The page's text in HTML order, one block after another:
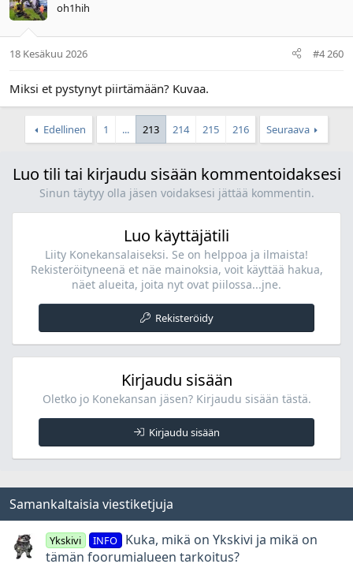
oh1hih
18 Kesäkuu 2026 #4 260
Miksi et pystynyt piirtämään? Kuvaa.
Edellinen 1 ... 213 214 215 216 Seuraava
Luo tili tai kirjaudu sisään kommentoidaksesi
Sinun täytyy olla jäsen voidaksesi jättää kommentin.
Luo käyttäjätili
Liity Konekansalaiseksi. Se on helppoa ja ilmaista!
Rekisteröityneenä et näe mainoksia, voit käyttää hakua,
näet alueita, joita nyt ovat piilossa...jne.
Rekisteröidy
Kirjaudu sisään
Oletko jo Konekansan jäsen? Kirjaudu sisään tästä.
Kirjaudu sisään
Samankaltaisia viestiketjuja
Ykskivi INFO
Kuka, mikä on Ykskivi ja mikä on
tämän foorumialueen tarkoitus?